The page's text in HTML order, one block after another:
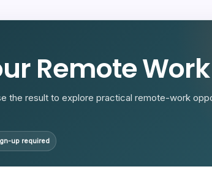
Remote
the result to explore practical remote-work
up required